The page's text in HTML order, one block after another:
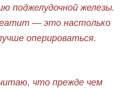
поджелудочной железы.
— это настолько
оперироваться.
что прежде чем